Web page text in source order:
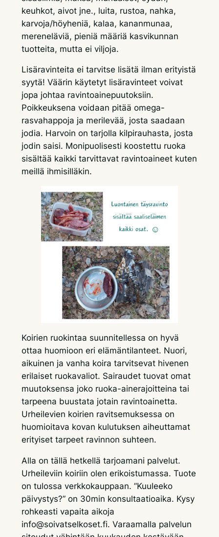
keuhkot, aivot jne., luita, rustoa, nahka,
karvoja/höyheniä, kalaa, kananmunaa,
mereneläviä, pieniä määriä kasvikunnan
tuotteita, mutta ei viljoja.
Lisäravinteita ei tarvitse lisätä ilman erityistä
syytä! Väärin käytetyt lisäravinteet voivat
jopa johtaa ravintoainepuutoksiin.
Poikkeuksena voidaan pitää omega-
rasvahappoja ja merilevää, josta saadaan
jodia. Harvoin on tarjolla kilpirauhasta, josta
jodin saisi. Monipuolisesti koostettu ruoka
sisältää kaikki tarvittavat ravintoaineet kuten
meillä ihmisilläkin.
Koirien ruokintaa suunnitellessa on hyvä
ottaa huomioon eri elämäntilanteet. Nuori,
aikuinen ja vanha koira tarvitsevat hivenen
erilaiset ruokavaliot. Sairaudet tuovat omat
muutoksensa joko ruoka-ainerajoitteina tai
tarpeena buustata jotain ravintoainetta.
Urheilevien koirien ravitsemuksessa on
huomioitava kovan kulutuksen aiheuttamat
erityiset tarpeet ravinnon suhteen.
Alla on tällä hetkellä tarjoamani palvelut.
Urheileviin koiriin olen erikoistumassa. Tuote
on tulossa verkkokauppaan. ”Kuuleeko
päivystys?” on 30min konsultaatioaika. Kysy
rohkeasti vapaita aikoja
info@soivatselkoset.fi. Varaamalla palvelun